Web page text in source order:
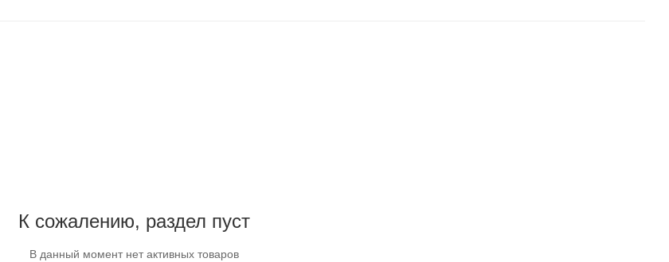
К сожалению, раздел пуст
В данный момент нет активных товаров